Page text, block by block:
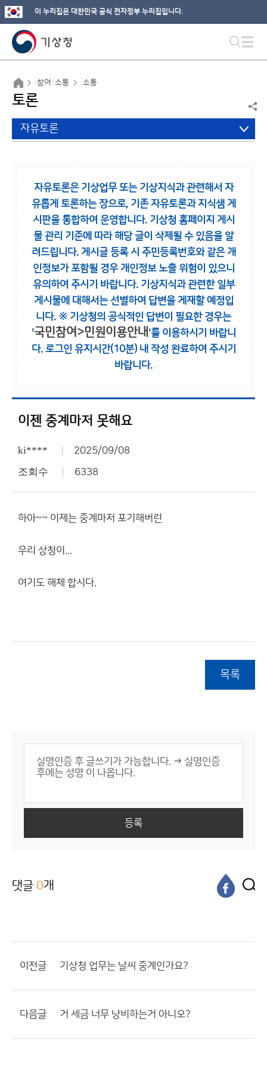
이 누리집은 대한민국 공식 전자정부 누리집입니다.
참여·소통 소통
토론
자유토론
자유토론은 기상업무 또는 기상지식과 관련해서 자
유롭게 토론하는 장으로, 기존 자유토론과 지식샘 게
시판을 통합하여 운영합니다. 기상청 홈페이지 게시
물 관리 기준에 따라 해당 글이 삭제될 수 있음을 알
려드립니다. 게시글 등록 시 주민등록번호와 같은 개
인정보가 포함될 경우 개인정보 노출 위험이 있으니
유의하여 주시기 바랍니다. 기상지식과 관련한 일부
게시물에 대해서는 선별하여 답변을 게재할 예정입
니다. ※ 기상청의 공식적인 답변이 필요한 경우는
'국민참여>민원이용안내 '를 이용하시기 바랍니
다. 로그인 유지시간(10분) 내 작성 완료하여 주시기
바랍니다.
이젠 중계마저 못해요
ki**** 2025/09/08
조회수 6338
하아~~ 이제는 중계마저 포기해버린
우리 상청이...
여기도 해체 합시다.
목록
등록
댓글 0개
이전글 기상청 업무는 날씨 중계인가요?
다음글 거 세금 너무 낭비하는거 아니오?